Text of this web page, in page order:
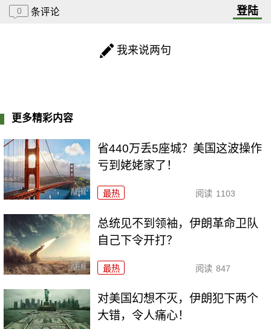
0 条评论 登陆
我来说两句
更多精彩内容
省440万丢5座城？美国这波操作
亏到姥姥家了！
最热 阅读 1103
总统见不到领袖，伊朗革命卫队
自己下令开打？
最热 阅读 847
对美国幻想不灭，伊朗犯下两个
大错，令人痛心！